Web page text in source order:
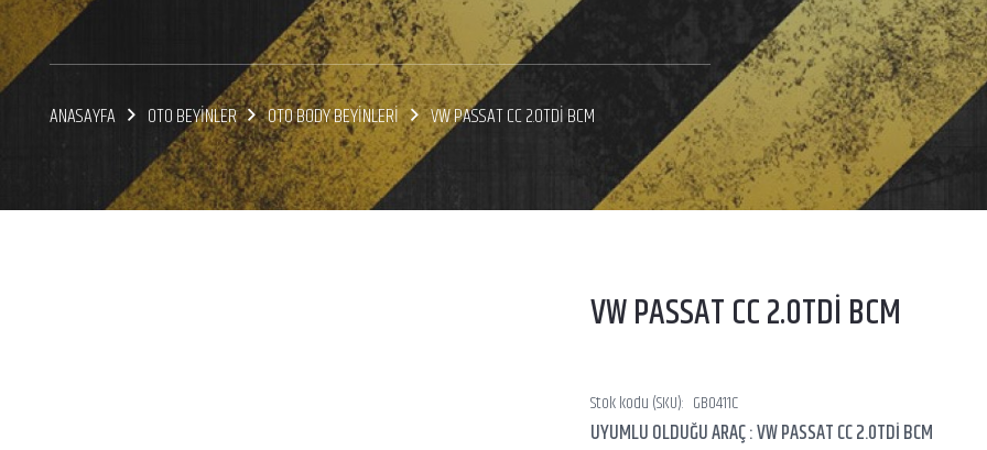
ANASAYFA OTO BEYİNLER OTO BODY BEYİNLERİ VW PASSAT CC 2.0TDİ BCM
VW PASSAT CC 2.0TDİ BCM
Stok kodu (SKU): GB0411C
UYUMLU OLDUĞU ARAÇ : VW PASSAT CC 2.0TDİ BCM